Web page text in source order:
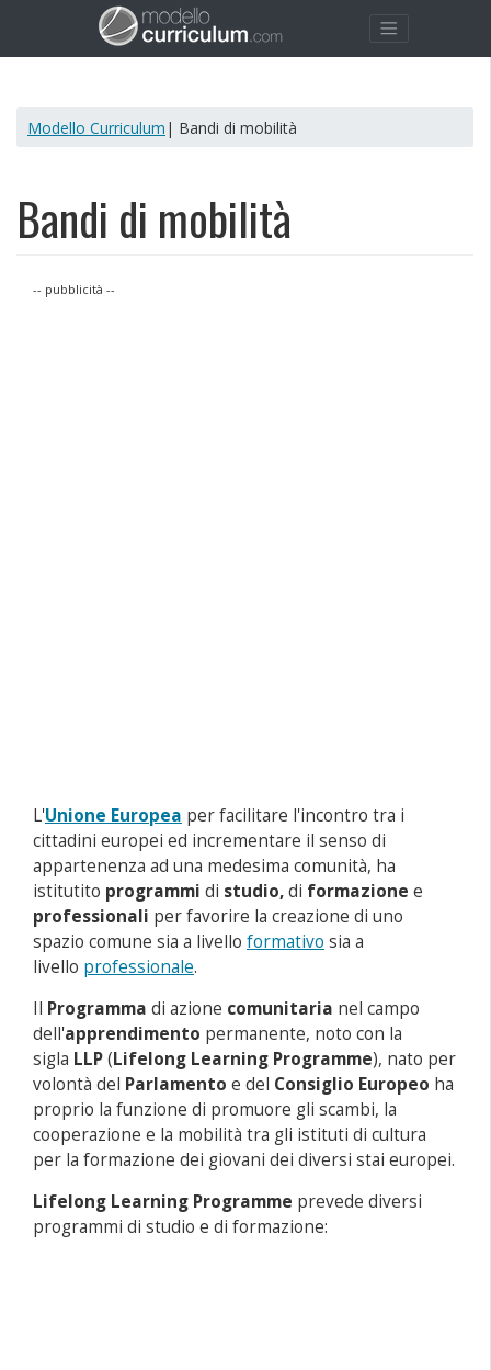
Modello Curriculum | Bandi di mobilità
Bandi di mobilità
-- pubblicità --
L'Unione Europea per facilitare l'incontro tra i
cittadini europei ed incrementare il senso di
appartenenza ad una medesima comunità, ha
istitutito programmi di studio,di formazione e
professionali per favorire la creazione di uno
spazio comune sia a livello formativo sia a
livello professionale.
Il Programma di azione comunitaria nel campo
dell'apprendimento permanente, noto con la
sigla LLP(Lifelong Learning Programme), nato per
volontà del Parlamento e del Consiglio Europeo ha
proprio la funzione di promuore gli scambi, la
cooperazione e la mobilità tra gli istituti di cultura
per la formazione dei giovani dei diversi stai europei.
Lifelong Learning Programme prevede diversi
programmi di studio e di formazione: